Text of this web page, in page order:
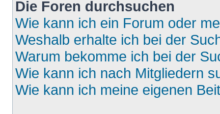
Die Foren durchsuchen
Wie kann ich ein Forum oder
Weshalb erhalte ich bei der
Warum bekomme ich bei der
Wie kann ich nach Mitgliedern
Wie kann ich meine eigenen